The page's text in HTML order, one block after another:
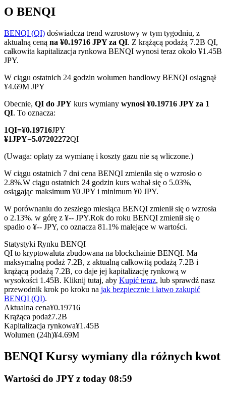
Kontrakty terminowe COIN-M
Kontrakty terminowe na kryptowaluty
TradFi
Instrumenty pochodne na akcje, forex, metale szlachetne i
towary
Kontrakty terminowe na USDC
Kopiowanie Transakcji
Dołącz do najlepszych traderów
O BENQI
BENQI (QI) doświadcza trend wzrostowy w tym tygodniu, z
aktualną ceną na ¥0.19716 JPY za QI. Z krążącą podażą 7.2B QI,
całkowita kapitalizacja rynkowa BENQI wynosi teraz około ¥1.45B
JPY.
W ciągu ostatnich 24 godzin wolumen handlowy BENQI osiągnął
¥4.69M JPY
Obecnie, QI do JPY kurs wymiany wynosi ¥0.19716 JPY za 1
QI. To oznacza:
1QI=¥0.19716JPY
¥1JPY=5.07202272QI
(Uwaga: opłaty za wymianę i koszty gazu nie są wliczone.)
W ciągu ostatnich 7 dni cena BENQI zmieniła się o wzrosło o
2.8%.W ciągu ostatnich 24 godzin kurs wahał się o 5.03%,
osiągając maksimum ¥0 JPY i minimum ¥0 JPY.
W porównaniu do zeszłego miesiąca BENQI zmienił się o wzrosła
o 2.13%. w górę z ¥-- JPY.Rok do roku BENQI zmienił się o
spadło o ¥-- JPY, co oznacza 81.1% malejące w wartości.
Statystyki Rynku BENQI
QI to kryptowaluta zbudowana na blockchainie BENQI. Ma
maksymalną podaż 7.2B, z aktualną całkowitą podażą 7.2B i
krążącą podażą 7.2B, co daje jej kapitalizację rynkową w
wysokości 1.45B. Kliknij tutaj, aby Kupić teraz, lub sprawdź nasz
przewodnik krok po kroku na jak bezpiecznie i łatwo zakupić
BENQI (QI).
Aktualna cena¥0.19716
Krążąca podaż7.2B
Kapitalizacja rynkowa¥1.45B
Wolumen (24h)¥4.69M
BENQI Kursy wymiany dla różnych kwot
Wartości do JPY z today 08:59